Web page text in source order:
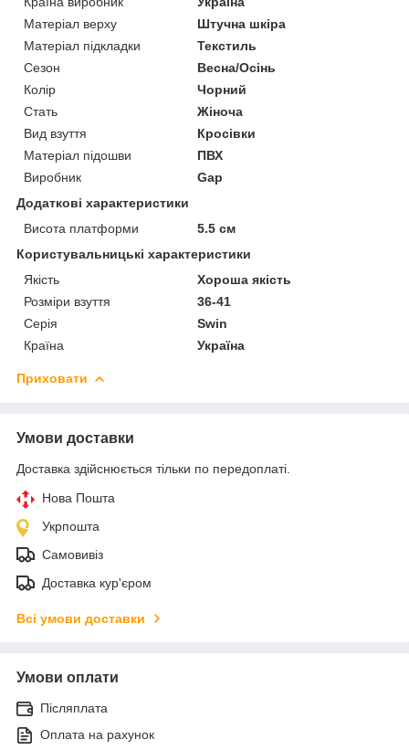
Матеріал верху
Штучна шкіра
Матеріал підкладки
Текстиль
Сезон
Весна/Осінь
Колір
Чорний
Стать
Жіноча
Вид взуття
Кросівки
Матеріал підошви
ПВХ
Виробник
Gap
Додаткові характеристики
Висота платформи
5.5 см
Користувальницькі характеристики
Якість
Хороша якість
Розміри взуття
36-41
Серія
Swin
Країна
Україна
Приховати
Умови доставки
Доставка здійснюється тільки по передоплаті.
Нова Пошта
Укрпошта
Самовивіз
Доставка кур'єром
Всі умови доставки
Умови оплати
Післяплата
Оплата на рахунок